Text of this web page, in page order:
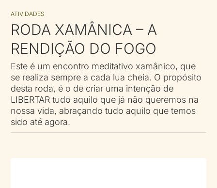
ATIVIDADES
RODA XAMÂNICA – A
RENDIÇÃO DO FOGO
Este é um encontro meditativo xamânico, que
se realiza sempre a cada lua cheia. O propósito
desta roda, é o de criar uma intenção de
LIBERTAR tudo aquilo que já não queremos na
nossa vida, abraçando tudo aquilo que temos
sido até agora.